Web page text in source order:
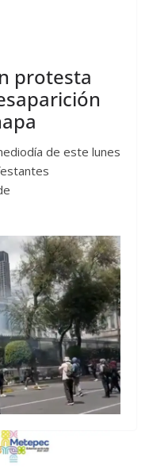
protesta
de este lunes